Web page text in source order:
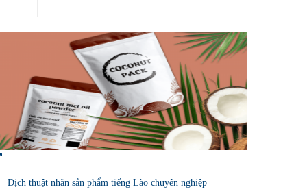
Dịch thuật nhãn sản phẩm tiếng Lào chuyên nghiệp